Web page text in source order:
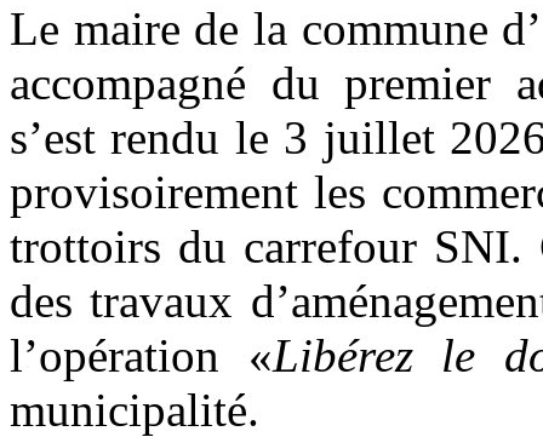
Le maire de la commune
accompagné du premier
s’est rendu le 3 juillet
provisoirement les
trottoirs du carrefour SNI.
des travaux
l’opération «Libérez le
municipalité.